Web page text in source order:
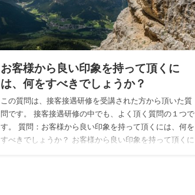
お客様から良い印象を持って頂くに
は、何をすべきでしょうか？
この質問は、接客接遇研修を受講された方から頂いた質
問です。 接客接遇研修の中でも、よく頂く質問の１つで
す。 質問：お客様から良い印象を持って頂くには、何を
すべきでしょうか？ お客様から良い印象を持って頂くに